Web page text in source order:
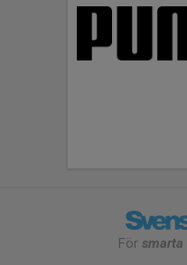
För smarta